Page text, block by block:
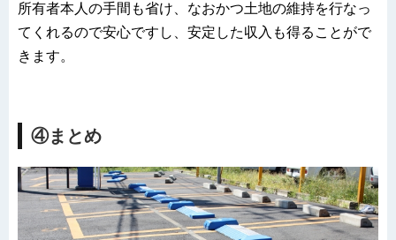
所有者本人の手間も省け、なおかつ土地の維持を行なっ
てくれるので安心ですし、安定した収入も得ることがで
きます。
④まとめ